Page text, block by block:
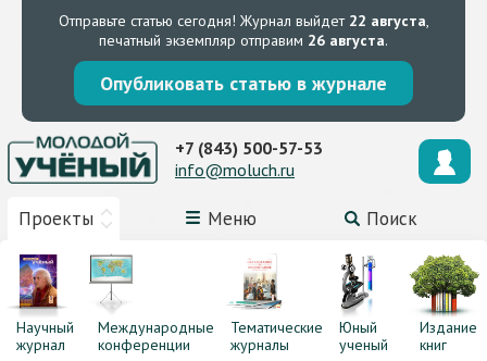
Отправьте статью сегодня! Журнал выйдет 22 августа,
печатный экземпляр отправим 26 августа.
Опубликовать статью в журнале
Проекты Меню Поиск
+7 (843) 500-57-53
info@moluch.ru
Научный
журнал
Международные
конференции
Тематические
журналы
Юный
ученый
Издание
книг